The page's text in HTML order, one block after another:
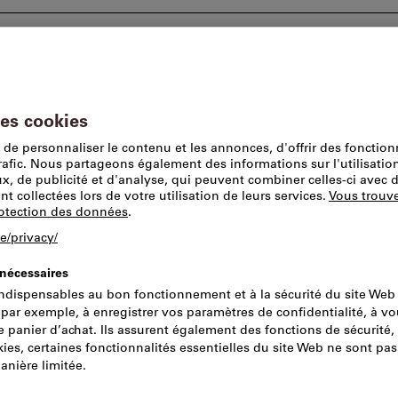
à dresser Fraises à dresser modulaires
Ce produit est
Carrying HP
Réf.:2048548 N° de